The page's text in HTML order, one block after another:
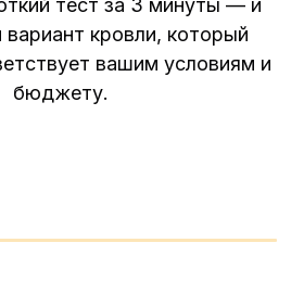
тест за 3 минуты — и
кровли, который
вашим условиям и
бюджету.